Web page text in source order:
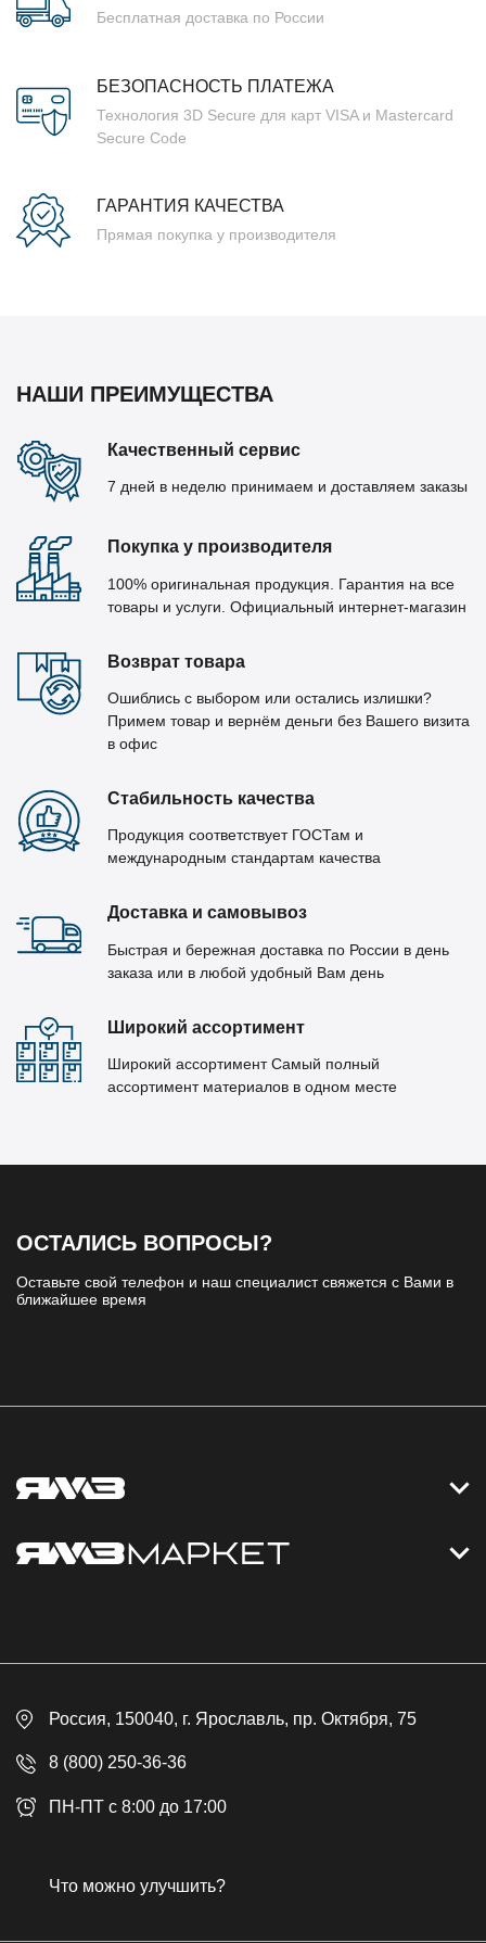
Бесплатная доставка по России
БЕЗОПАСНОСТЬ ПЛАТЕЖА
Технология 3D Secure для карт VISA и Mastercard
Secure Code
ГАРАНТИЯ КАЧЕСТВА
Прямая покупка у производителя
НАШИ ПРЕИМУЩЕСТВА
Качественный сервис
7 дней в неделю принимаем и доставляем заказы
Покупка у производителя
100% оригинальная продукция. Гарантия на все
товары и услуги. Официальный интернет-магазин
Возврат товара
Ошиблись с выбором или остались излишки?
Примем товар и вернём деньги без Вашего визита
в офис
Стабильность качества
Продукция соответствует ГОСТам и
международным стандартам качества
Доставка и самовывоз
Быстрая и бережная доставка по России в день
заказа или в любой удобный Вам день
Широкий ассортимент
Широкий ассортимент Самый полный
ассортимент материалов в одном месте
ОСТАЛИСЬ ВОПРОСЫ?
Оставьте свой телефон и наш специалист свяжется с Вами в
ближайшее время
Контакты
Доставка
Контакты
Гарантия
Публичная оферта
Россия, 150040, г. Ярославль, пр. Октября, 75
8 (800) 250-36-36
ПН-ПТ с 8:00 до 17:00
Что можно улучшить?